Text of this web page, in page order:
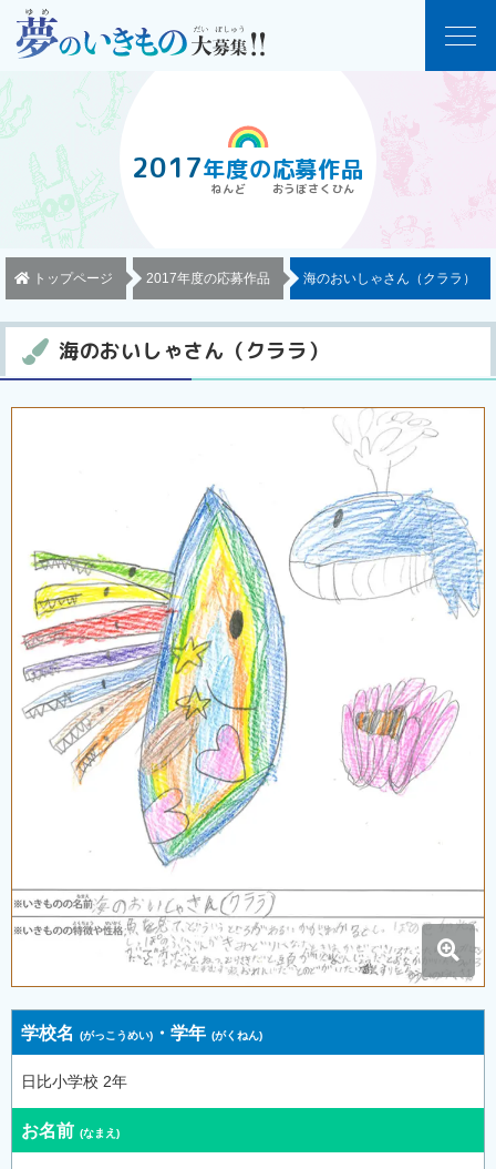
2017年度の応募作品
トップページ 2017年度の応募作品 海のおいしゃさん（クララ）
海のおいしゃさん（クララ）
学校名 ・学年
日比小学校 2年
お名前